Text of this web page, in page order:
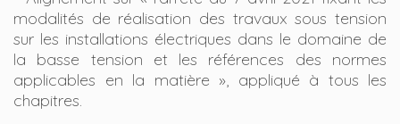
modalités de réalisation des travaux sous tension
sur les installations électriques dans le domaine de
la basse tension et les références des normes
applicables en la matière », appliqué à tous les
chapitres.